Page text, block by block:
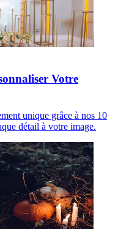
Votre
unique grâce à nos 10
détail à votre image.